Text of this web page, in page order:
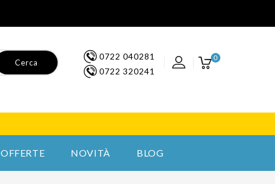
Cerca
0
0722 040281
0722 320241
OFFERTE NOVITÀ BLOG